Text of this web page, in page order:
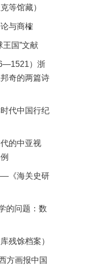
等馆藏）
与商榷
王国”文献
）浙
奇的两篇诗
代中国行纪
的中亚视
《海关史研
的问题：数
残馀档案）
方画报中国